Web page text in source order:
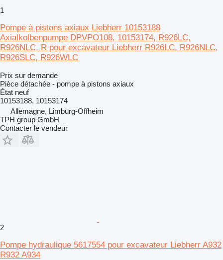
1
Pompe à pistons axiaux Liebherr 10153188
Axialkolbenpumpe DPVPO108, 10153174, R926LC,
R926NLC, R pour excavateur Liebherr R926LC, R926NLC,
R926SLC, R926WLC
Prix sur demande
Pièce détachée - pompe à pistons axiaux
État neuf
10153188, 10153174
Allemagne, Limburg-Offheim
TPH group GmbH
Contacter le vendeur
2
Pompe hydraulique 5617554 pour excavateur Liebherr A932
R932 A934